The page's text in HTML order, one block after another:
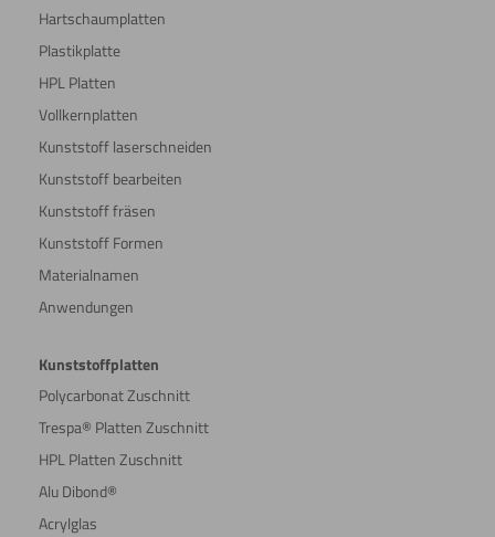
Hartschaumplatten
Plastikplatte
HPL Platten
Vollkernplatten
Kunststoff laserschneiden
Kunststoff bearbeiten
Kunststoff fräsen
Kunststoff Formen
Materialnamen
Anwendungen
Kunststoffplatten
Polycarbonat Zuschnitt
Trespa® Platten Zuschnitt
HPL Platten Zuschnitt
Alu Dibond®
Acrylglas